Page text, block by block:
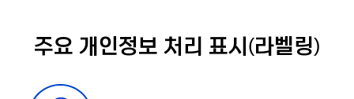
주요 개인정보 처리 표시(라벨링)